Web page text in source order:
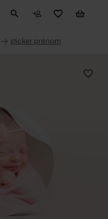
→ sticker prénom